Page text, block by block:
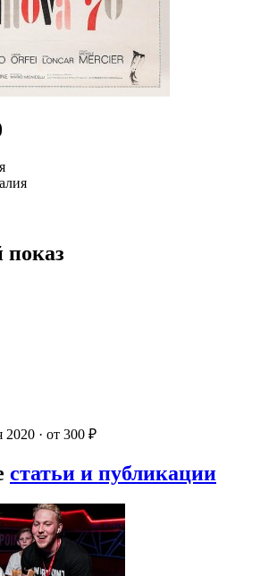
· от 300 ₽
статьи и публикации